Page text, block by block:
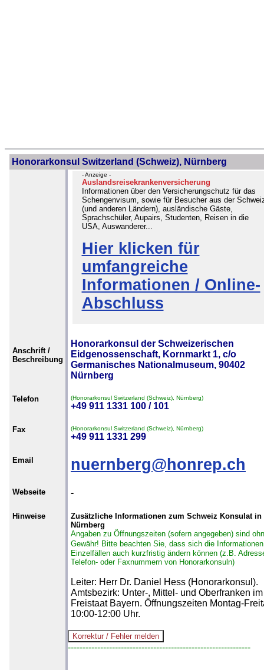
Honorarkonsul Switzerland (Schweiz), Nürnberg
- Anzeige -
Auslandsreisekrankenversicherung
Informationen über den Versicherungschutz für das
Schengenvisum, sowie für Besucher aus der
(und anderen Ländern), ausländische Gäste,
Sprachschüler, Aupairs, Studenten, Reisen in die
USA, Auswanderer...
Hier klicken für
umfangreiche
Informationen / Online-
Abschluss
Anschrift /
Beschreibung
Honorarkonsul der Schweizerischen
Eidgenossenschaft, Kornmarkt 1, c/o
Germanisches Nationalmuseum, 90402
Nürnberg
Telefon (Honorarkonsul Switzerland (Schweiz), Nürnberg)
+49 911 1331 100 / 101
Fax (Honorarkonsul Switzerland (Schweiz), Nürnberg)
+49 911 1331 299
Email nuernberg@honrep.ch
Webseite -
Hinweise
Zusätzliche Informationen zum Schweiz Konsulat in
Nürnberg
Angaben zu Öffnungszeiten (sofern angegeben) sind
Gewähr! Bitte beachten Sie, dass sich die
Einzelfällen auch kurzfristig ändern können (z.B.
Telefon- oder Faxnummern von Honorarkonsuln)
Leiter: Herr Dr. Daniel Hess (Honorarkonsul).
Amtsbezirk: Unter-, Mittel- und Oberfranken im
Freistaat Bayern. Öffnungszeiten Montag-
10:00-12:00 Uhr.
--------------------------------------------------------------